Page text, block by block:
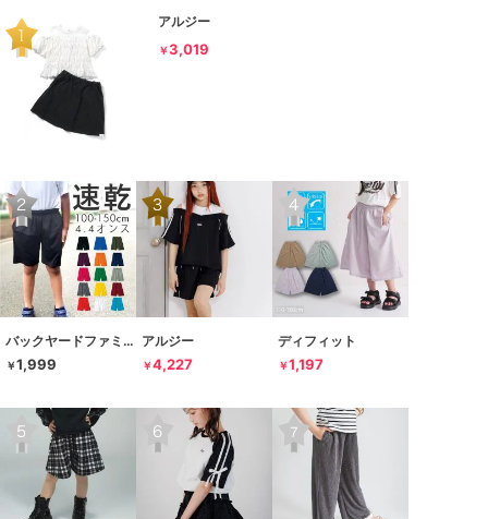
アルジー
￥3,019
バックヤードファミリー
￥1,999
アルジー
￥4,227
ディフィット
￥1,197